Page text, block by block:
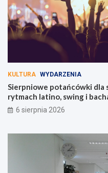
KULTURA WYDARZENIA
Sierpniowe potańcówki dla
rytmach latino, swing i
6 sierpnia 2026